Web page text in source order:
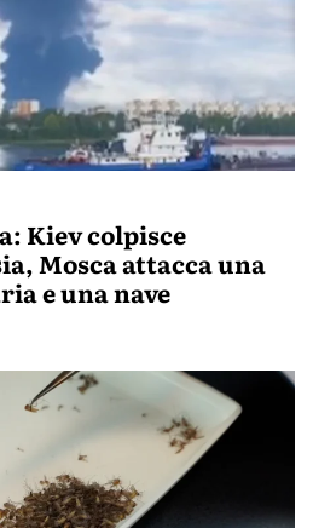
Kiev colpisce
Mosca attacca una
e una nave